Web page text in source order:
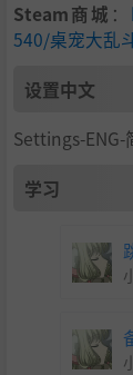
Steam商城 ：
540/桌宠大乱
设置中文
Settings-ENG-
学习